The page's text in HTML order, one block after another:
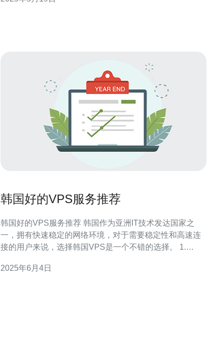
用。 日本VPS在亚洲市场也有着独特的优势，主要体现在
韩国好的VPS服务推荐
韩国好的VPS服务推荐 韩国作为亚洲IT技术发达国家之
一，拥有快速稳定的网络环境，对于需要稳定性和高速连
接的用户来说，选择韩国VPS是一个不错的选择。 1.
中心，其中包括首尔数据中心。他们提供高性能的VPS服
2025年6月4日